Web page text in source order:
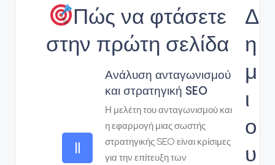
Πώς να φτάσετε
στην πρώτη σελίδα
Ανάλυση ανταγωνισμού
και στρατηγική SEO
Η μελέτη του ανταγωνισμού και
η εφαρμογή μιας σωστής
στρατηγικής SEO είναι κρίσιμες
για την επίτευξη των
Δ
η
μ
ι
ο
υ